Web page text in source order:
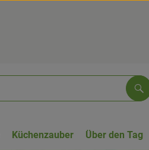
Küchenzauber Über den Tag